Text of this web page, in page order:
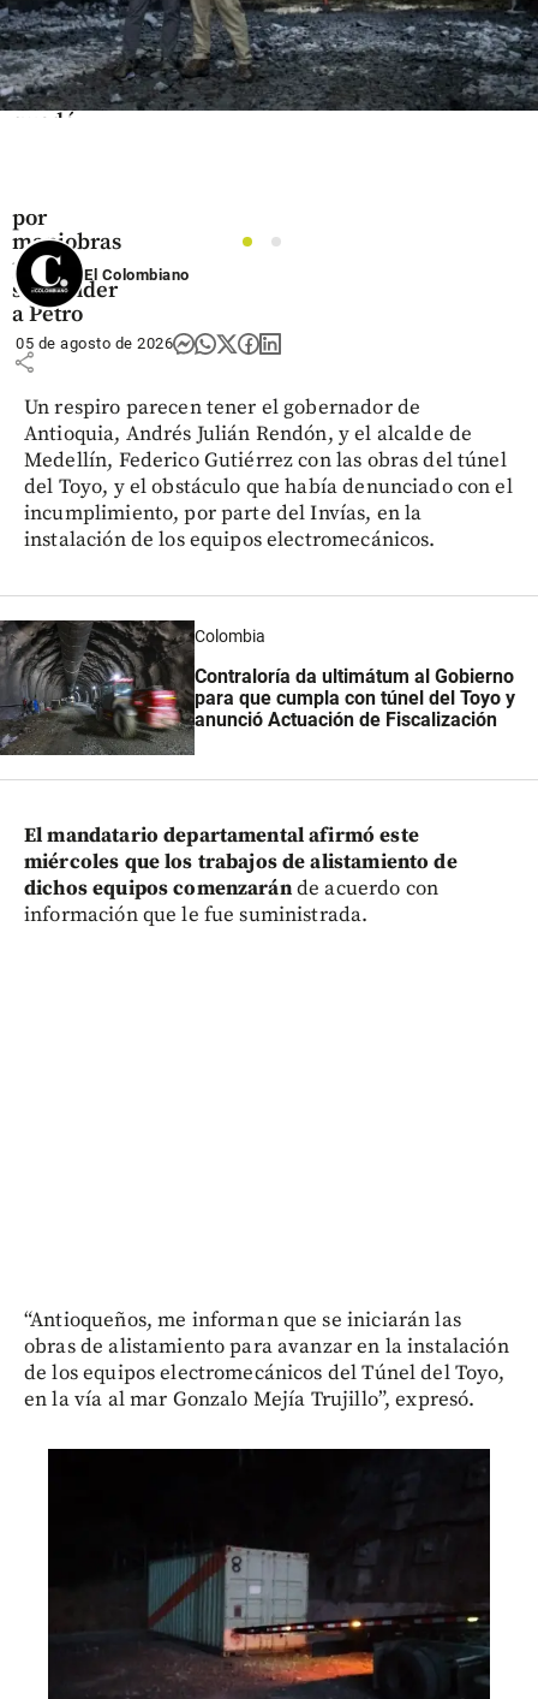
Colombia
Para el 2 de
septiembre
quedó
por
maniobras
para
suspender
a Petro
share
1
2
El Colombiano
05 de agosto de 2026
Un respiro parecen tener el gobernador de
Antioquia, Andrés Julián Rendón, y el alcalde de
Medellín, Federico Gutiérrez con las obras del túnel
del Toyo, y el obstáculo que había denunciado con el
incumplimiento, por parte del Invías, en la
instalación de los equipos electromecánicos.
Colombia
Contraloría da ultimátum al Gobierno
para que cumpla con túnel del Toyo y
anunció Actuación de Fiscalización
El mandatario departamental afirmó este
miércoles que los trabajos de alistamiento de
dichos equipos comenzaránde acuerdo con
información que le fue suministrada.
“Antioqueños, me informan que se iniciarán las
obras de alistamiento para avanzar en la instalación
de los equipos electromecánicos del Túnel del Toyo,
en la vía al mar Gonzalo Mejía Trujillo”, expresó.